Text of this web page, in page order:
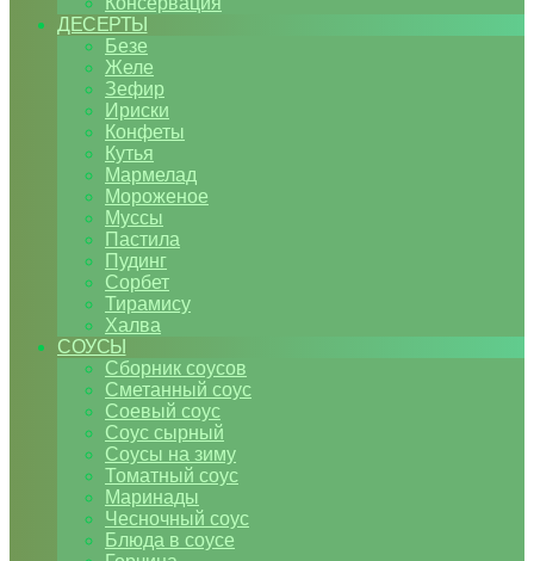
ДЕСЕРТЫ
Безе
Желе
Зефир
Ириски
Конфеты
Кутья
Мармелад
Мороженое
Муссы
Пастила
Пудинг
Сорбет
Тирамису
Халва
СОУСЫ
Сборник соусов
Сметанный соус
Соевый соус
Соус сырный
Соусы на зиму
Томатный соус
Маринады
Чесночный соус
Блюда в соусе